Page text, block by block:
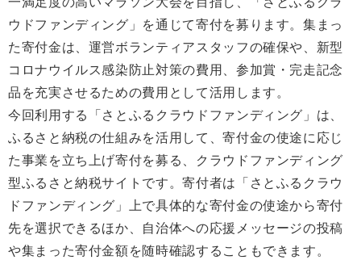
ウドファンディング」を通じて寄付を募ります。集まっ
た寄付金は、運営ボランティアスタッフの確保や、新型
コロナウイルス感染防止対策の費用、参加賞・完走記念
品を充実させるための費用として活用します。
今回利用する「さとふるクラウドファンディング」は、
ふるさと納税の仕組みを活用して、寄付金の使途に応じ
た事業を立ち上げ寄付を募る、クラウドファンディング
型ふるさと納税サイトです。寄付者は「さとふるクラウ
ドファンディング」上で具体的な寄付金の使途から寄付
先を選択できるほか、自治体への応援メッセージの投稿
や集まった寄付金額を随時確認することもできます。